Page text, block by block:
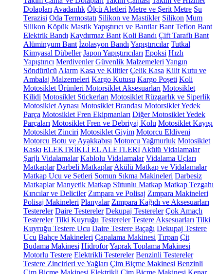
Dolapları Avadanlık Ölçü Aletleri Metre ve Şerit Metre Su
Terazisi Oda Termostatı Silikon ve Mastikler Silikon Mum
Silikon Köpük MastikYapıştırıcı ve Bantlar Bant Teflon Bant
Elektrik Bandı Kaydırmaz Bant Koli Bandı Çift Taraflı Bant
Alüminyum Bant İzolasyon Bandı Yapıştırıcılar Tutkal
Kimyasal Dübeller Japon Yapıştırıcıları Epoksi Hızlı
Yapıştırıcı Merdivenler Güvenlik Malzemeleri Yangın
Söndürücü Alarm Kasa ve Kilitler Çelik Kasa Kilit Kutu ve
Ambalaj Malzemeleri Kargo Kutusu Kargo Poşeti Koli
Motosiklet Ürünleri Motorsiklet Aksesuarları Motosiklet
Kilidi Motosiklet Stickerları Motosiklet Rüzgarlık ve Siperlik
Motosiklet Aynası Motosiklet Brandası Motorsiklet Yedek
Parça Motosiklet Fren Ekipmanları Diğer Motosiklet Yedek
Parçaları Motosiklet Fren ve Debriyaj Kolu Motosiklet Kayışı
Motosiklet Zinciri Motosiklet Giyim Motorcu Eldiveni
Motorcu Botu ve Ayakkabısı Motorcu Yağmurluk Motosiklet
Kaskı ELEKTRİKLİ EL ALETLERİ Akülü Vidalamalar
Şarjlı Vidalamalar Kablolu Vidalamalar Vidalama Uçları
Matkaplar Darbeli Matkaplar Akülü Matkap ve Vidalamalar
Matkap Ucu ve Setleri Somun Sıkma Makineleri Darbesiz
Matkaplar Manyetik Matkap Sütunlu Matkap Matkap Tezgahı
Kırıcılar ve Deliciler Zımpara ve Polisaj Zımpara Makineleri
Polisaj Makineleri Planyalar Zımpara Kağıdı ve Aksesuarları
Testereler Daire Testereler Dekupaj Testereler Çok Amaçlı
Testereler Tilki Kuyruğu Testereler Testere Aksesuarları Tilki
Kuyruğu Testere Ucu Daire Testere Bıçağı Dekupaj Testere
Ucu Bahçe Makineleri Çapalama Makinesi Tırpan Çit
Budama Makinesi HidroforYaprak Toplama Makinesi
Motorlu Testere Elektrikli Testereler Benzinli Testereler
Testere Zincirleri ve Yağları Çim Biçme Makinesi Benzinli
Çim Biçme Makinesi Elektrikli Çim Biçme Makinesi Kenar